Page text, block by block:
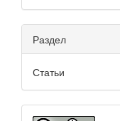
Раздел
Статьи